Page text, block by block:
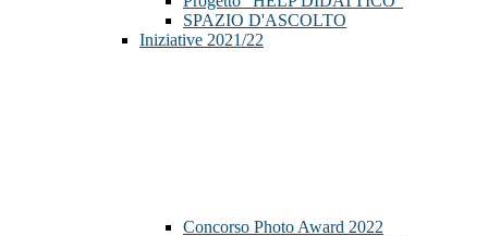
SPAZIO D'ASCOLTO
Iniziative 2021/22
Concorso Photo Award 2022